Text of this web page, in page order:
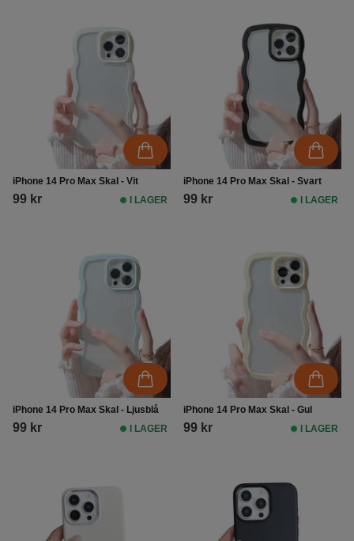
iPhone 14 Pro Max Skal - Vit
99 kr I LAGER
iPhone 14 Pro Max Skal - Svart
99 kr I LAGER
iPhone 14 Pro Max Skal - Ljusblå
99 kr I LAGER
iPhone 14 Pro Max Skal - Gul
99 kr I LAGER